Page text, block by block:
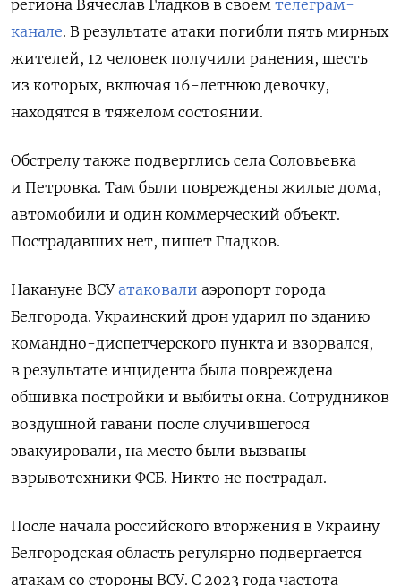
региона Вячеслав Гладков в своем телеграм-
канале. В результате атаки погибли пять мирных
жителей, 12 человек получили ранения, шесть
из которых, включая 16-летнюю девочку,
находятся в тяжелом состоянии.
Обстрелу также подверглись села Соловьевка
и Петровка. Там были повреждены жилые дома,
автомобили и один коммерческий объект.
Пострадавших нет, пишет Гладков.
Накануне ВСУатаковали аэропорт города
Белгорода. Украинский дрон ударил по зданию
командно-диспетчерского пункта и взорвался,
в результате инцидента была повреждена
обшивка постройки и выбиты окна. Сотрудников
воздушной гавани после случившегося
эвакуировали, на место были вызваны
взрывотехники ФСБ. Никто не пострадал.
После начала российского вторжения в Украину
Белгородская область регулярно подвергается
атакам со стороны ВСУ. С 2023 года частота